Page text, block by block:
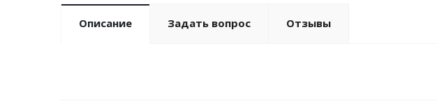
Описание Задать вопрос Отзывы